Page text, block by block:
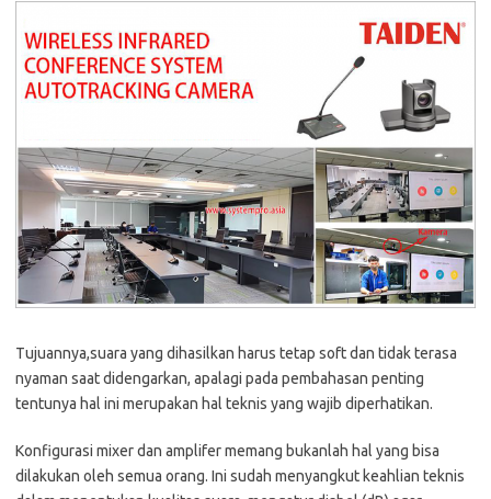
Tujuannya,suara yang dihasilkan harus tetap soft dan tidak terasa
nyaman saat didengarkan, apalagi pada pembahasan penting
tentunya hal ini merupakan hal teknis yang wajib diperhatikan.
Konfigurasi mixer dan amplifer memang bukanlah hal yang bisa
dilakukan oleh semua orang. Ini sudah menyangkut keahlian teknis